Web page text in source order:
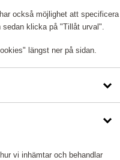
också möjlighet att specificera
klicka på "Tillåt urval".
längst ner på sidan.
vi inhämtar och behandlar